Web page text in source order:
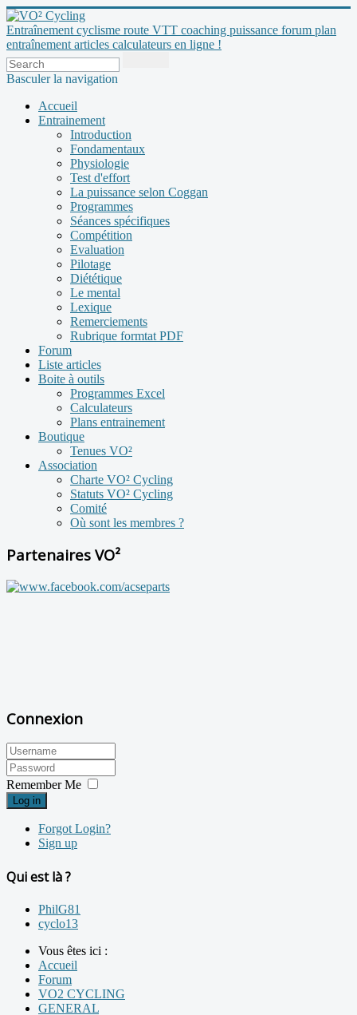
Entraînement cyclisme route VTT coaching puissance forum plan
entraînement articles calculateurs en ligne !
Basculer la navigation
Accueil
Entrainement
Introduction
Fondamentaux
Physiologie
Test d'effort
La puissance selon Coggan
Programmes
Séances spécifiques
Compétition
Evaluation
Pilotage
Diététique
Le mental
Lexique
Remerciements
Rubrique formtat PDF
Forum
Liste articles
Boite à outils
Programmes Excel
Calculateurs
Plans entrainement
Boutique
Tenues VO²
Association
Charte VO² Cycling
Statuts VO² Cycling
Comité
Où sont les membres ?
Partenaires VO²
Connexion
Remember Me
Log in
Forgot Login?
Sign up
Qui est là ?
PhilG81
cyclo13
Vous êtes ici :
Accueil
Forum
VO2 CYCLING
GENERAL